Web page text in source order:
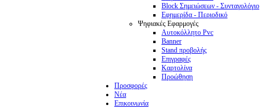
Block Σημειώσεων - Συνταγολόγιο
Εφημερίδα - Περιοδικό
Ψηφιακές Εφαρμογές
Αυτοκόλλητο Pvc
Banner
Stand προβολής
Επιγραφές
Καρτολίνα
Προώθηση
Προσφορές
Νέα
Επικοινωνία